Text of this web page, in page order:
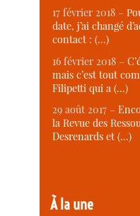
17 février 2018 –
date, j’ai changé
contact : (…)
16 février 2018 –
mais c’est tout
Filipetti qui a (…)
29 août 2017 –
la Revue des
Desrenards et (…)
À la une